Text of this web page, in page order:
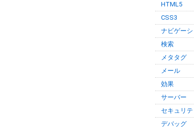
HTML5
CSS3
ナビゲーシ
検索
メタタグ
メール
効果
サーバー
セキュリテ
デバッグ